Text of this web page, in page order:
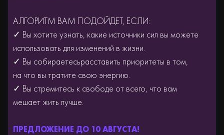
АЛГОРИТМ ВАМ ПОДОЙДЕТ, ЕСЛИ:
✓ Вы хотите узнать, какие источники сил вы можете
использовать для изменений в жизни.
✓ Вы собираетесьрасставить приоритеты в том,
на что вы тратите свою энергию.
✓ Вы стремитесь к свободе от всего, что вам
мешает жить лучше.
АКИЯ ДО 31 ДЕКАБРЯ!